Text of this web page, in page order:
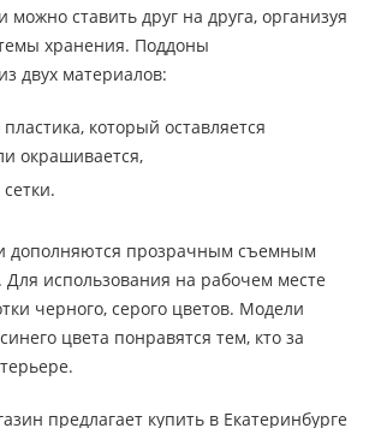
можно ставить друг на друга, организуя
хранения. Поддоны
двух материалов:
который оставляется
окрашивается,
дополняются прозрачным съемным
использования на рабочем месте
черного, серого цветов. Модели
цвета понравятся тем, кто за
предлагает купить в Екатеринбурге